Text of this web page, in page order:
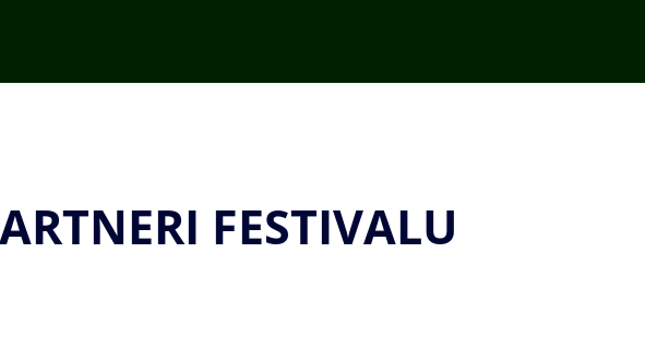
FESTIVALU